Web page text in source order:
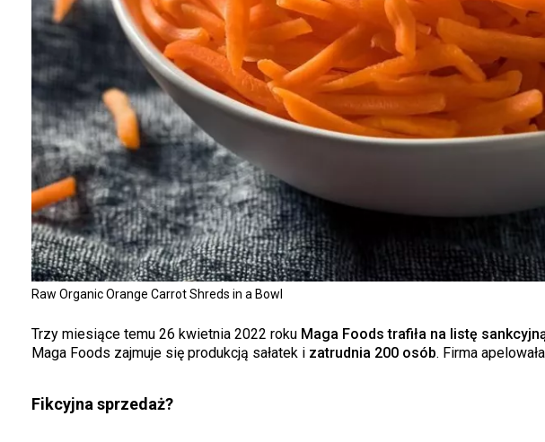
Raw Organic Orange Carrot Shreds in a Bowl
Trzy miesiące temu 26 kwietnia 2022 roku Maga Foods trafiła na listę
Maga Foods zajmuje się produkcją sałatek i zatrudnia 200 osób. Firma
Fikcyjna sprzedaż?